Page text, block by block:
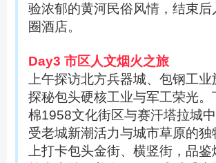
验浓郁的黄河民俗风情，结束后
圈酒店。
Day3 市区人文烟火之旅
上午探访北方兵器城、包钢工业
探秘包头硬核工业与军工荣光。
棉1958文化街区与赛汗塔拉城
受老城新潮活力与城市草原的独
上打卡包头金街、横竖街，品鉴